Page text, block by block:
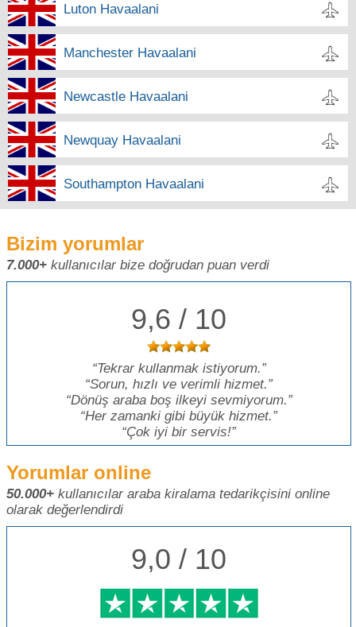
Luton Havaalani
Manchester Havaalani
Newcastle Havaalani
Newquay Havaalani
Southampton Havaalani
Bizim yorumlar
7.000+ kullanıcılar bize doğrudan puan verdi
9,6 / 10
Tekrar kullanmak istiyorum.
Sorun, hızlı ve verimli hizmet.
Dönüş araba boş ilkeyi sevmiyorum.
Her zamanki gibi büyük hizmet.
Çok iyi bir servis!
Yorumlar online
50.000+ kullanıcılar araba kiralama tedarikçisini online
olarak değerlendirdi
9,0 / 10